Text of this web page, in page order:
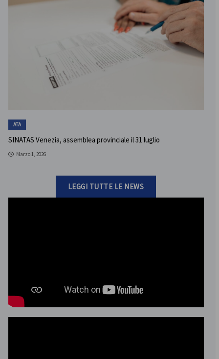
ATA
SINATAS Venezia, assemblea provinciale il 31 luglio
Marzo 1, 2026
LEGGI TUTTE LE NEWS